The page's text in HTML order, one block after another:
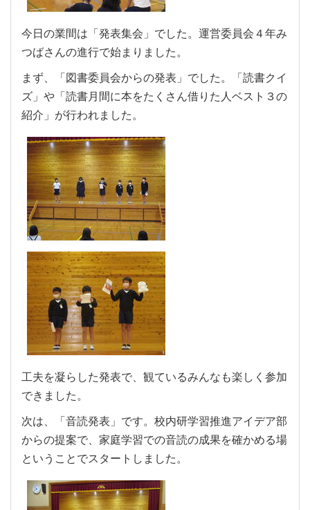
今日の業間は「発表集会」でした。運営委員会４年み
つばさんの進行で始まりました。
まず、「図書委員会からの発表」でした。「読書クイ
ズ」や「読書月間に本をたくさん借りた人ベスト３の
紹介」が行われました。
工夫を凝らした発表で、観ているみんなも楽しく参加
できました。
次は、「音読発表」です。校内研学習推進アイデア部
からの提案で、家庭学習での音読の成果を確かめる場
ということでスタートしました。